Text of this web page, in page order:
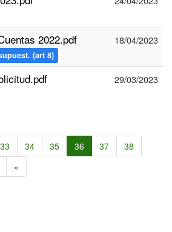
2022.pdf
(art 8)
18/04/2023
29/03/2023
33 34 35 36 37
38
»